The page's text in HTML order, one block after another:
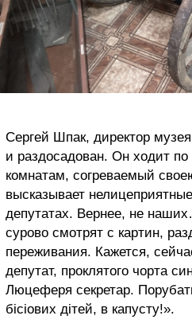
Сергей Шпак, директор
и раздосадован. Он ходит
комнатам, согреваемый
высказывает
депутатах. Вернее, не
сурово смотрят с картин,
переживания. Кажется,
депутат, проклятого чорта
Люцеферя секретар.
бісіових дітей, в капусту!».